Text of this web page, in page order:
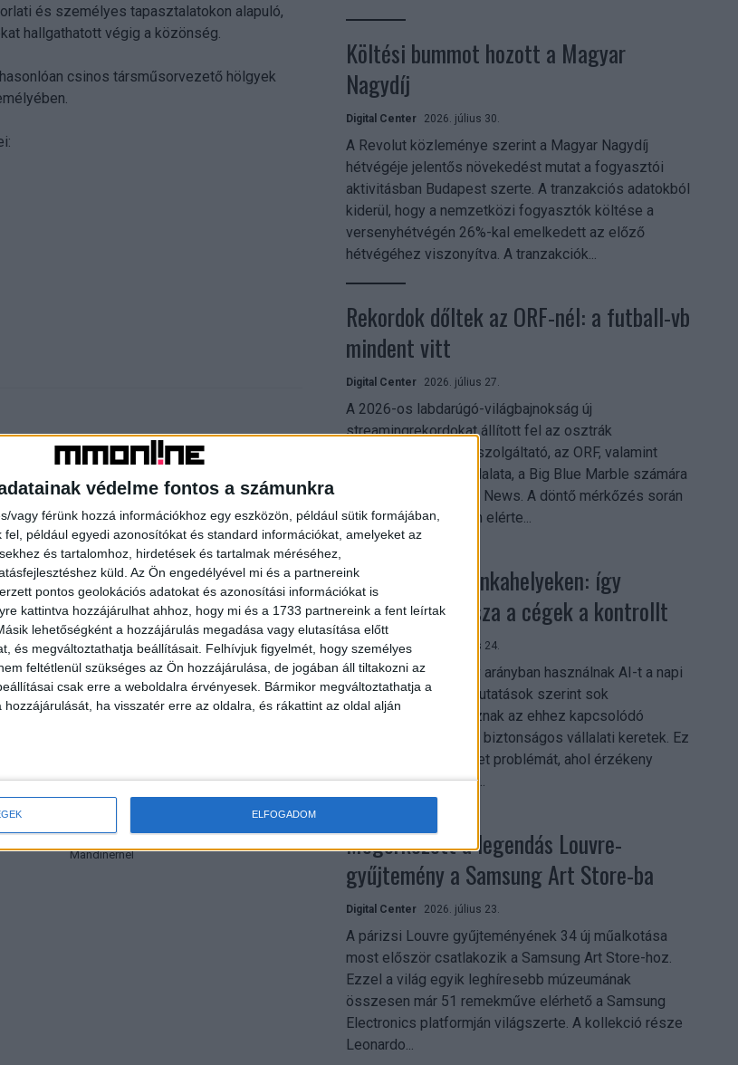
védelme fontos a számunkra
vagy férünk hozzá információkhoz egy eszközön, például sütik formájában,
például egyedi azonosítókat és standard információkat, amelyeket az
és tartalomhoz, hirdetések és tartalmak méréséhez,
küld. Az Ön engedélyével mi és a partnereink
pontos geolokációs adatokat és azonosítási információkat is
kattintva hozzájárulhat ahhoz, hogy mi és a 1733 partnereink a fent leírtak
lehetőségként a hozzájárulás megadása vagy elutasítása előtt
és megváltoztathatja beállításait. Felhívjuk figyelmét, hogy személyes
feltétlenül szükséges az Ön hozzájárulása, de jogában áll tiltakozni az
csak erre a weboldalra érvényesek. Bármikor megváltoztathatja a
ha visszatér erre az oldalra, és rákattint az oldal alján
ELFOGADOM
és személyes tapasztalatokon alapuló,
hallgathatott végig a közönség.
csinos társműsorvezető hölgyek
and Alphabet crushed earnings. What will be the
next breakout tech company?
a
Hatalmas leépítést jelentettek be a
Mandinernél
Költési bummot hozott a Magyar
Nagydíj
Digital Center 2026. július 30.
A Revolut közleménye szerint a Magyar Nagydíj
hétvégéje jelentős növekedést mutat a fogyasztói
aktivitásban Budapest szerte. A tranzakciós adatokból
kiderül, hogy a nemzetközi fogyasztók költése a
versenyhétvégén 26%-kal emelkedett az előző
hétvégéhez viszonyítva. A tranzakciók...
Rekordok dőltek az ORF-nél: a futball-vb
mindent vitt
Digital Center 2026. július 27.
A 2026-os labdarúgó-világbajnokság új
streamingrekordokat állított fel az osztrák
közszolgálati műsorszolgáltató, az ORF, valamint
technológiai leányvállalata, a Big Blue Marble számára
– írja a Broadband TV News. A döntő mérkőzés során
az átlagos nézőszám elérte...
Shadow AI a munkahelyeken: így
szerezhetik vissza a cégek a kontrollt
Digital Center 2026. július 24.
A munkavállalók nagy arányban használnak AI-t a napi
munkában, ám friss kutatások szerint sok
szervezetnél hiányoznak az ehhez kapcsolódó
világos irányelvek és biztonságos vállalati keretek. Ez
különösen ott jelenthet problémát, ahol érzékeny
üzleti információkkal...
Megérkezett a legendás Louvre-
gyűjtemény a Samsung Art Store-ba
Digital Center 2026. július 23.
A párizsi Louvre gyűjteményének 34 új műalkotása
most először csatlakozik a Samsung Art Store-hoz.
Ezzel a világ egyik leghíresebb múzeumának
összesen már 51 remekműve elérhető a Samsung
Electronics platformján világszerte. A kollekció része
Leonardo...